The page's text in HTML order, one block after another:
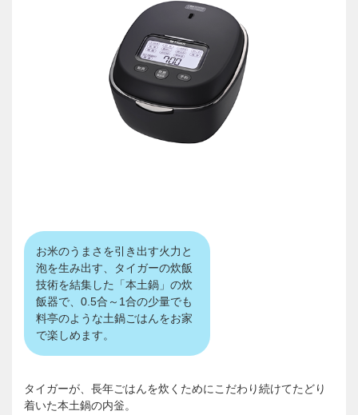
お米のうまさを引き出す火力と
泡を生み出す、タイガーの炊飯
技術を結集した「本土鍋」の炊
飯器で、0.5合～1合の少量でも
料亭のような土鍋ごはんをお家
で楽しめます。
タイガーが、長年ごはんを炊くためにこだわり続けてたどり
着いた本土鍋の内釡。